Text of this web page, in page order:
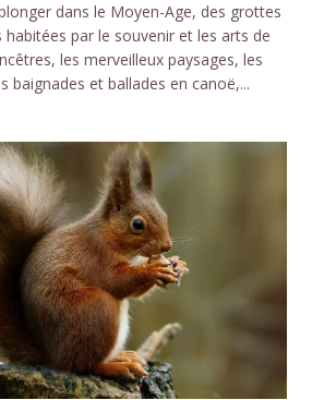
dans le Moyen-Age, des grottes
par le souvenir et les arts de
les merveilleux paysages, les
baignades et ballades en canoë,...